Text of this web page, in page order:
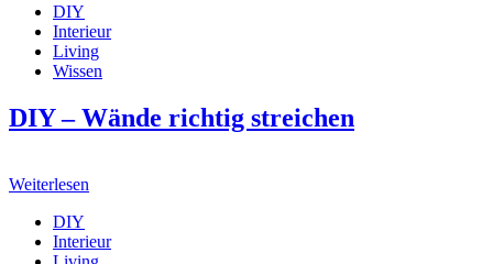
DIY
Interieur
Living
Wissen
DIY – Wände richtig streichen
Weiterlesen
DIY
Interieur